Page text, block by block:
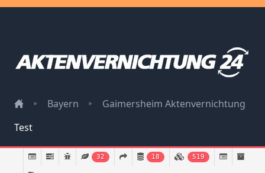
Bayern
Gaimersheim Aktenvernichtung
Test
Impressum
32 18 519